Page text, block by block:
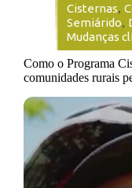
Cisternas,
Semiárido,
Mudanças
Como o Programa
comunidades rurais